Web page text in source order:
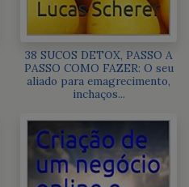
38 SUCOS DETOX, PASSO A
PASSO COMO FAZER: O seu
aliado para emagrecimento,
inchaços...